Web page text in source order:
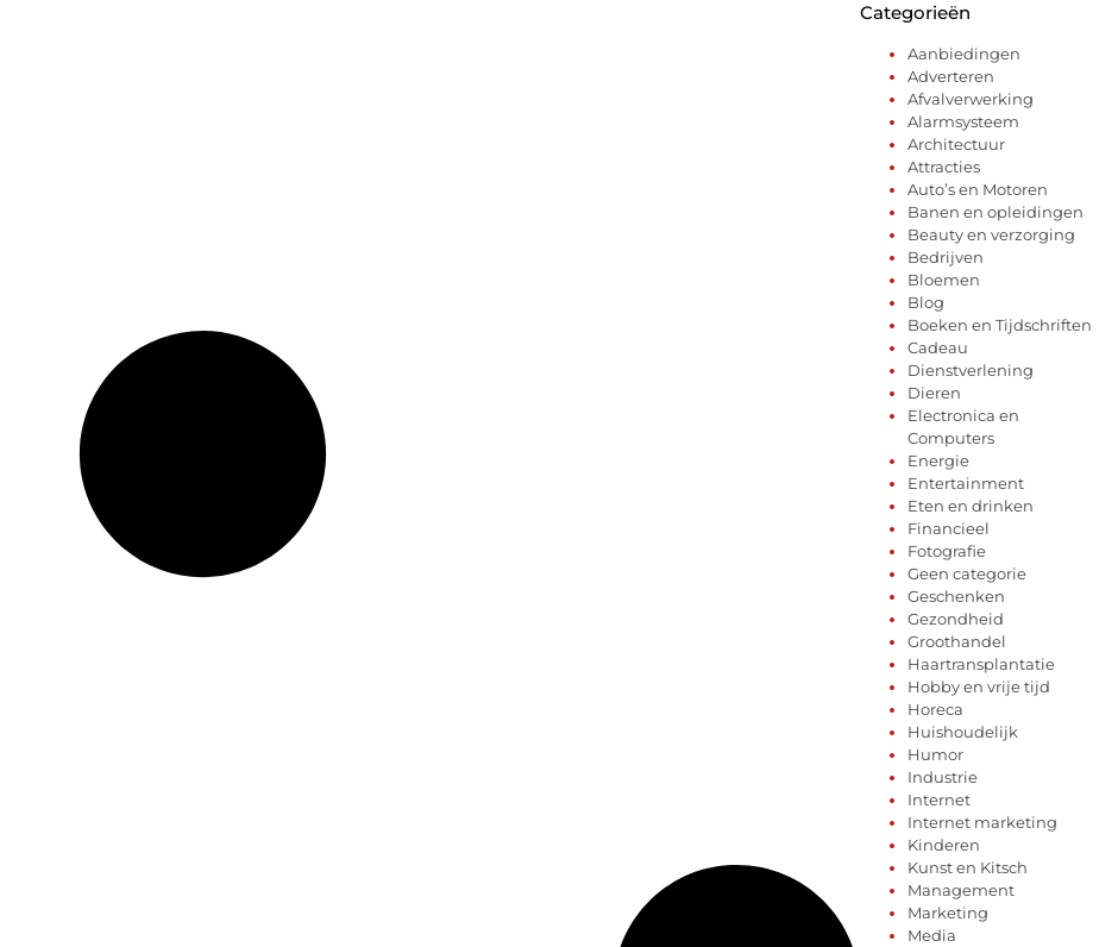
Categorieën
Aanbiedingen
Adverteren
Afvalverwerking
Alarmsysteem
Architectuur
Attracties
Auto’s en Motoren
Banen en opleidingen
Beauty en verzorging
Bedrijven
Bloemen
Blog
Boeken en Tijdschriften
Cadeau
Dienstverlening
Dieren
Electronica en
Computers
Energie
Entertainment
Eten en drinken
Financieel
Fotografie
Geen categorie
Geschenken
Gezondheid
Groothandel
Haartransplantatie
Hobby en vrije tijd
Horeca
Huishoudelijk
Humor
Industrie
Internet
Internet marketing
Kinderen
Kunst en Kitsch
Management
Marketing
Media